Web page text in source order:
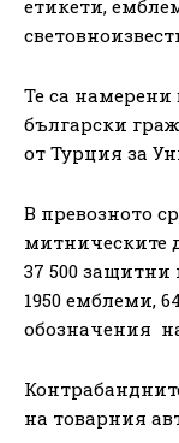
етикети,
Те са
български
от Турция за
В превозното
митническите
37 500 защитни
1950 емблеми,
обозначения
на товарния